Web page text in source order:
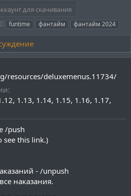
для скачивания
Т
г
и
funtime фантайм фантайм 2024
resources/deluxemenus.11734/
1.13 1.14 1.15 1.16 1.17
/push
see this link.)
- /unpush
наказания.